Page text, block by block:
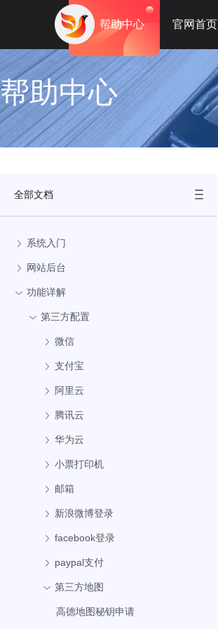
帮助中心 官网首页
帮助中心
全部文档
系统入门
网站后台
功能详解
第三方配置
微信
支付宝
阿里云
腾讯云
华为云
小票打印机
邮箱
新浪微博登录
facebook登录
paypal支付
第三方地图
高德地图秘钥申请